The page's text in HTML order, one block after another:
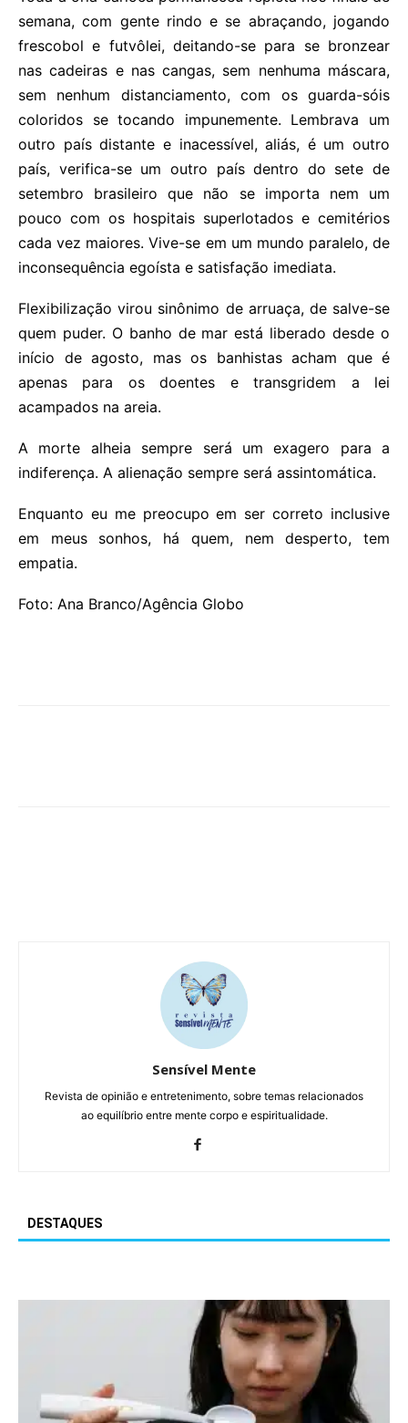
semana, com gente rindo e se abraçando, jogando
frescobol e futvôlei, deitando-se para se bronzear
nas cadeiras e nas cangas, sem nenhuma máscara,
sem nenhum distanciamento, com os guarda-sóis
coloridos se tocando impunemente. Lembrava um
outro país distante e inacessível, aliás, é um outro
país, verifica-se um outro país dentro do sete de
setembro brasileiro que não se importa nem um
pouco com os hospitais superlotados e cemitérios
cada vez maiores. Vive-se em um mundo paralelo, de
inconsequência egoísta e satisfação imediata.
Flexibilização virou sinônimo de arruaça, de salve-se
quem puder. O banho de mar está liberado desde o
início de agosto, mas os banhistas acham que é
apenas para os doentes e transgridem a lei
acampados na areia.
A morte alheia sempre será um exagero para a
indiferença. A alienação sempre será assintomática.
Enquanto eu me preocupo em ser correto inclusive
em meus sonhos, há quem, nem desperto, tem
empatia.
Foto: Ana Branco/Agência Globo
Sensível Mente
Revista de opinião e entretenimento, sobre temas relacionados
ao equilíbrio entre mente corpo e espiritualidade.
DESTAQUES